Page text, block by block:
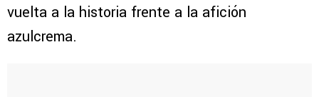
vuelta a la historia frente a la afición
azulcrema.